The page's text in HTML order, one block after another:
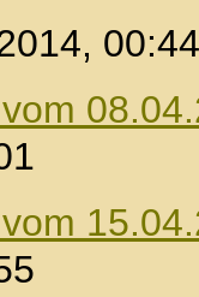
00:44